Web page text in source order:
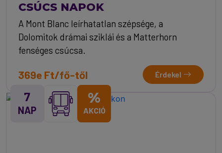
CSÚCS NAPOK
A Mont Blanc leírhatatlan szépsége, a
Dolomitok drámai sziklái és a Matterhorn
fenséges csúcsa.
369e Ft/fő-től Érdekel
7
NAP
%
AKCIÓ